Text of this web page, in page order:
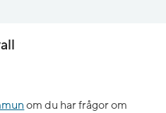
om du har frågor om